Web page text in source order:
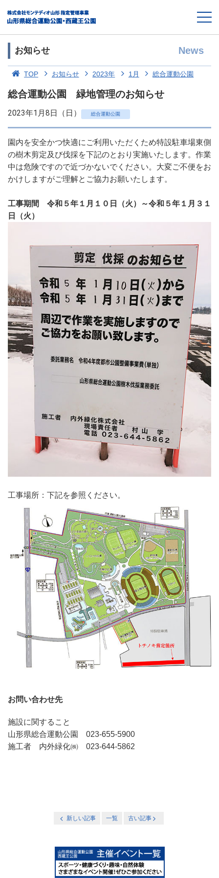
お知らせ News
TOP お知らせ 2023年 1月 総合運動公園
総合運動公園 緑地管理のお知らせ
2023年1月8日（日） 総合運動公園
園内を安全かつ快適にご利用いただくため特設駐車場東側
の樹木剪定及び伐採を下記のとおり実施いたします。作業
中は危険ですので近づかないでください。大変ご不便をお
かけしますがご理解とご協力お願いたします。
工事期間 令和５年１月１０日（火）～令和５年１月３１
日（火）
工事場所：下記を参照ください。
お問い合わせ先
施設に関すること
山形県総合運動公園 023-655-5900
施工者 内外緑化㈱ 023-644-5862
新しい記事 一覧 古い記事